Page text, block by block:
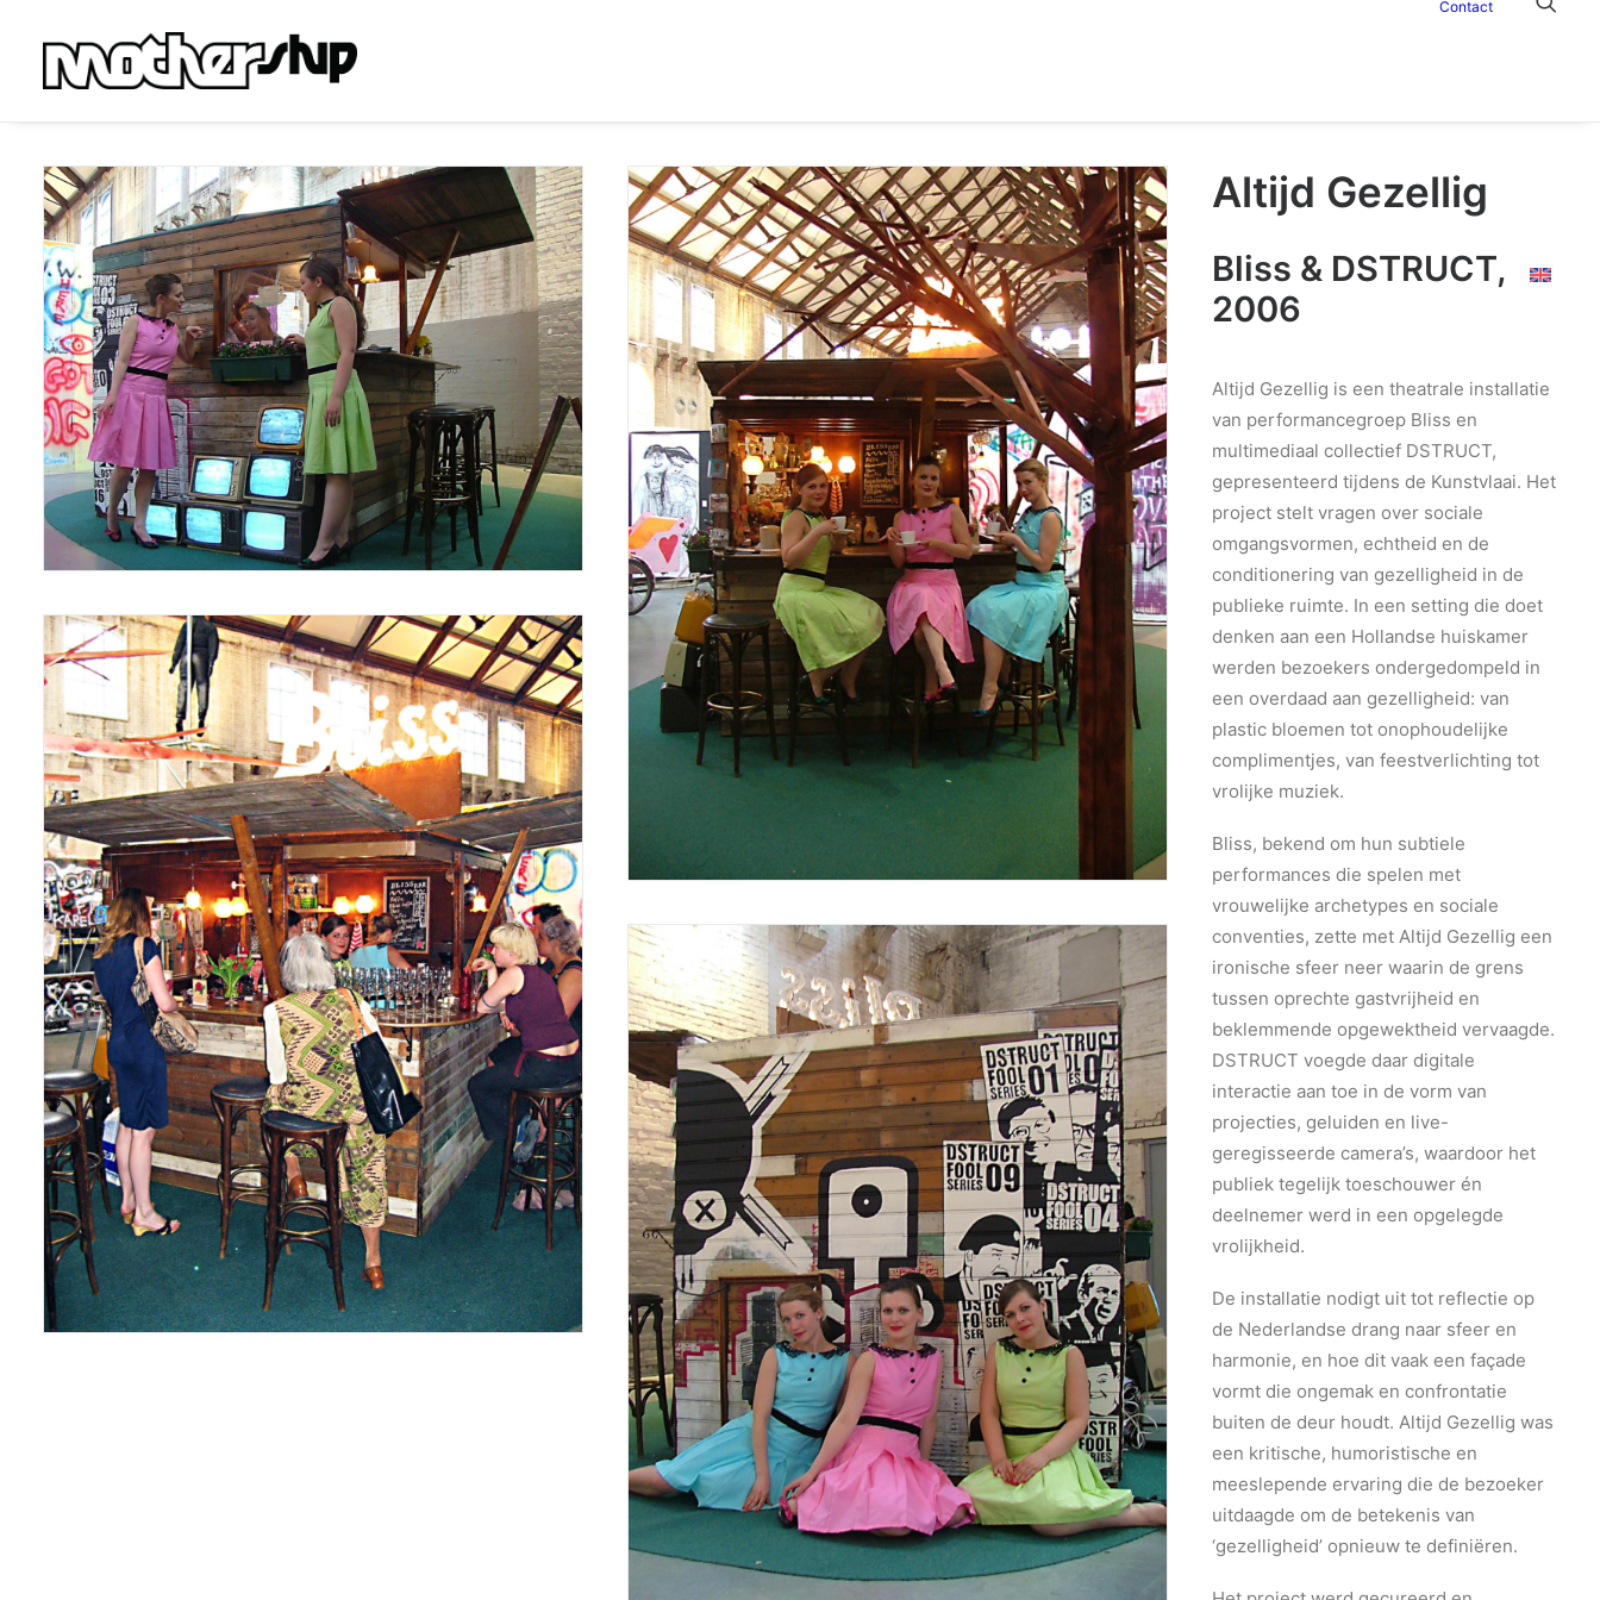
Contact
Altijd Gezellig
Bliss & DSTRUCT,
2006
Altijd Gezellig is een theatrale installatie
van performancegroep Bliss en
multimediaal collectief DSTRUCT,
gepresenteerd tijdens de Kunstvlaai. Het
project stelt vragen over sociale
omgangsvormen, echtheid en de
conditionering van gezelligheid in de
publieke ruimte. In een setting die doet
denken aan een Hollandse huiskamer
werden bezoekers ondergedompeld in
een overdaad aan gezelligheid: van
plastic bloemen tot onophoudelijke
complimentjes, van feestverlichting tot
vrolijke muziek.
Bliss, bekend om hun subtiele
performances die spelen met
vrouwelijke archetypes en sociale
conventies, zette met Altijd Gezellig een
ironische sfeer neer waarin de grens
tussen oprechte gastvrijheid en
beklemmende opgewektheid vervaagde.
DSTRUCT voegde daar digitale
interactie aan toe in de vorm van
projecties, geluiden en live-
geregisseerde camera’s, waardoor het
publiek tegelijk toeschouwer én
deelnemer werd in een opgelegde
vrolijkheid.
De installatie nodigt uit tot reflectie op
de Nederlandse drang naar sfeer en
harmonie, en hoe dit vaak een façade
vormt die ongemak en confrontatie
buiten de deur houdt. Altijd Gezellig was
een kritische, humoristische en
meeslepende ervaring die de bezoeker
uitdaagde om de betekenis van
‘gezelligheid’ opnieuw te definiëren.